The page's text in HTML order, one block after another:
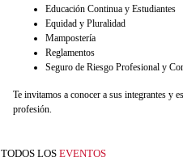
Educación Continua y Estudiantes
Equidad y Pluralidad
Mampostería
Reglamentos
Seguro de Riesgo Profesional y
Te invitamos a conocer a sus integrantes y
profesión.
TODOS LOS EVENTOS